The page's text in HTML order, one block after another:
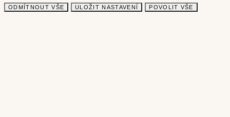
ODMÍTNOUT VŠE ULOŽIT NASTAVENÍ POVOLIT VŠE